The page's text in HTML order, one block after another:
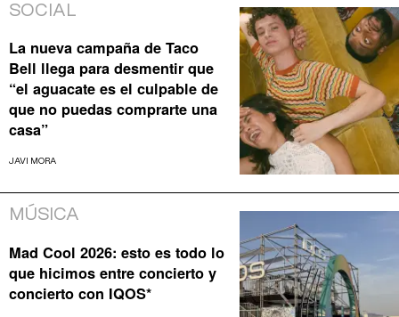
SOCIAL
La nueva campaña de Taco
Bell llega para desmentir que
“el aguacate es el culpable de
que no puedas comprarte una
casa”
JAVI MORA
MÚSICA
Mad Cool 2026: esto es todo lo
que hicimos entre concierto y
concierto con IQOS*